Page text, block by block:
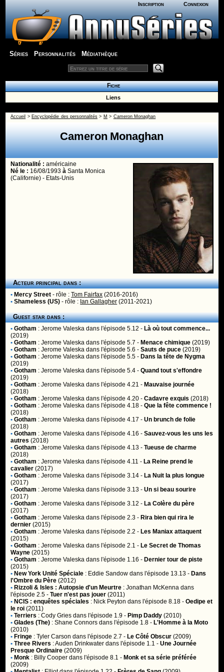
Inscription Connexion
Séries Personnalités Médiathèque
Fiche
Liens
Accueil > Encyclopédie des personnalités > M > Cameron Monaghan
Cameron Monaghan
Nationalité :américaine
Né le : 16/08/1993à Santa Monica
(Californie) - Etats-Unis
Acteur principal dans :
• Mercy Street - rôle :Tom Fairfax (2016-2016)
• Shameless (US) - rôle : Ian Gallagher (2011-2021)
Guest star dans :
• Gotham :Jerome Valeska dans l'épisode 5.12 - Là où tout commence...
(2019)
• Gotham :Jerome Valeska dans l'épisode 5.7 - Menace chimique (2019)
• Gotham :Jerome Valeska dans l'épisode 5.6 -Sauts de puce (2019)
• Gotham :Jerome Valeska dans l'épisode 5.5 - Dans la tête de Nygma
(2019)
• Gotham :Jerome Valeska dans l'épisode 5.4 -Quand tout s'effondre
(2019)
• Gotham :Jerome Valeska dans l'épisode 4.21 - Mauvaise journée
(2018)
• Gotham :Jerome Valeska dans l'épisode 4.20 -Cadavre exquis (2018)
• Gotham :Jerome Valeska dans l'épisode 4.18 -Que la fête commence !
(2018)
• Gotham :Jerome Valeska dans l'épisode 4.17 -Un brunch de folie
(2018)
• Gotham :Jerome Valeska dans l'épisode 4.16 -Sauvez-vous les uns les
autres (2018)
• Gotham :Jerome Valeska dans l'épisode 4.13 -Tueuse de charme
(2018)
• Gotham :Jerome Valeska dans l'épisode 4.11 - La Reine prend le
cavalier (2017)
• Gotham :Jerome Valeska dans l'épisode 3.14 - La Nuit la plus longue
(2017)
• Gotham :Jerome Valeska dans l'épisode 3.13 -Un si beau sourire
(2017)
• Gotham :Jerome Valeska dans l'épisode 3.12 - La Colère du père
(2017)
• Gotham :Jerome Valeska dans l'épisode 2.3 - Rira bien qui rira le
dernier (2015)
• Gotham :Jerome Valeska dans l'épisode 2.2 - Les Maniax attaquent
(2015)
• Gotham :Jerome Valeska dans l'épisode 2.1 - Le Secret de Thomas
Wayne (2015)
• Gotham :Jerome Valeska dans l'épisode 1.16 - Dernier tour de piste
(2015)
• New York Unité Spéciale : Eddie Sandow dans l'épisode 13.13 - Dans
l'Ombre du Père (2012)
• Rizzoli & Isles : Autopsie d'un Meurtre :Jonathan McKenna dans
l'épisode 2.5 -Tuer n'est pas jouer (2011)
• NCIS : enquêtes spéciales : Nick Peyton dans l'épisode 8.18 -Oedipe et
le roi (2011)
• Terriers :Cody Gries dans l'épisode 1.9 - Pimp Daddy (2010)
• Glades (The) :Shane Connors dans l'épisode 1.8 - L'Homme à la Moto
(2010)
• Fringe :Tyler Carson dans l'épisode 2.7 - Le Côté Obscur (2009)
• Three Rivers :Auden Drinkwater dans l'épisode 1.1 -Une Journée
Presque Ordinaire (2009)
• Monk : Billy Cooper dans l'épisode 8.1 - Monk et sa série préférée
(2009)